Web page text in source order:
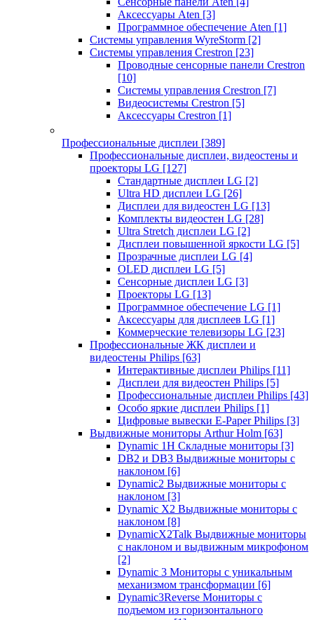
Аксессуары Aten [3]
Программное обеспечение Aten [1]
Системы управления WyreStorm [2]
Системы управления Crestron [23]
Проводные сенсорные панели Crestron
[10]
Системы управления Crestron [7]
Видеосистемы Crestron [5]
Аксессуары Crestron [1]
Профессиональные дисплеи [389]
Профессиональные дисплеи, видеостены и
проекторы LG [127]
Стандартные дисплеи LG [2]
Ultra HD дисплеи LG [26]
Дисплеи для видеостен LG [13]
Комплекты видеостен LG [28]
Ultra Stretch дисплеи LG [2]
Дисплеи повышенной яркости LG [5]
Прозрачные дисплеи LG [4]
OLED дисплеи LG [5]
Сенсорные дисплеи LG [3]
Проекторы LG [13]
Программное обеспечение LG [1]
Аксессуары для дисплеев LG [1]
Коммерческие телевизоры LG [23]
Профессиональные ЖК дисплеи и
видеостены Philips [63]
Интерактивные дисплеи Philips [11]
Дисплеи для видеостен Philips [5]
Профессиональные дисплеи Philips [43]
Особо яркие дисплеи Philips [1]
Цифровые вывески E-Paper Philips [3]
Выдвижные мониторы Arthur Holm [63]
Dynamic 1Н Складные мониторы [3]
DB2 и DB3 Выдвижные мониторы с
наклоном [6]
Dynamic2 Выдвижные мониторы с
наклоном [3]
Dynamic X2 Выдвижные мониторы с
наклоном [8]
DynamicX2Talk Выдвижные мониторы
с наклоном и выдвижным микрофоном
[2]
Dynamic 3 Мониторы с уникальным
механизмом трансформации [6]
Dynamic3Reverse Мониторы с
подъемом из горизонтального